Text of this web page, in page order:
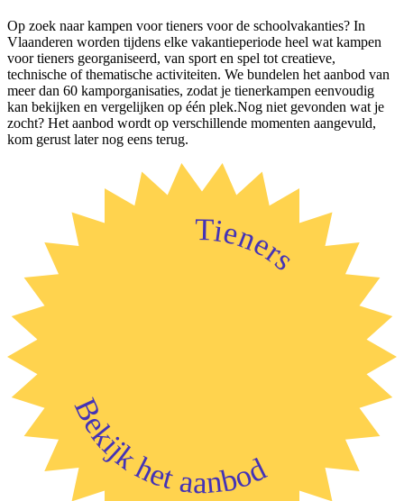
Op zoek naar kampen voor tieners voor de schoolvakanties? In
Vlaanderen worden tijdens elke vakantieperiode heel wat kampen
voor tieners georganiseerd, van sport en spel tot creatieve,
technische of thematische activiteiten. We bundelen het aanbod van
meer dan 60 kamporganisaties, zodat je tienerkampen eenvoudig
kan bekijken en vergelijken op één plek.Nog niet gevonden wat je
zocht? Het aanbod wordt op verschillende momenten aangevuld,
kom gerust later nog eens terug.
Tieners
Bekijk het aanbod